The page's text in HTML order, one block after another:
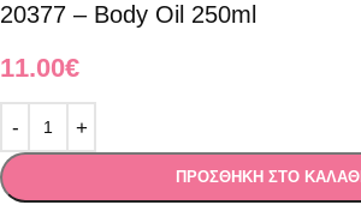
20377 – Body Oil 250ml
11.00€
ΠΡΟΣΘΉΚΗ ΣΤΟ ΚΑΛΆΘΙ